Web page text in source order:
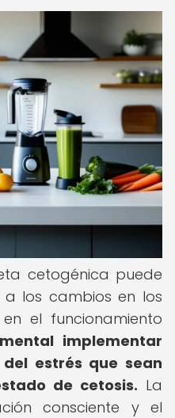
cetogénica puede
los cambios en los
el funcionamiento
implementar
estrés que sean
de cetosis. La
consciente y el